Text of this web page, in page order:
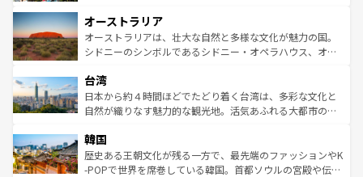
部のニューオーリンズでは、音楽と美食が融合した独特の
文化が魅力。旅行者はアメリカの各地域で異なる魅力を楽
しみながら、その多様性と豊かな歴史を感じることができ
ならではの贅沢な旅のスタイルだ。 なお、新着のアメリカ
情報はコンテンツ一覧を参照してほしい。
ワイ島は見逃せない。また、定番の観光地といえばオアフ
島だが、静かな自然を求めるならマウイ島やカウアイ島が
おすすめ。エメラルドグリーンに輝く海をはじめ、豊かな
れるおもてなしの心で訪れる人々を迎えてくれるハワイの
人々、おいしいローカルフードやハワイアンミュージッ
ク、伝統的なフラダンスなど、すべてがハワイの魅力を彩
ワイを、存分に味わってほしい。 なお、新着のハワイ情報
はコンテンツ一覧を参照してほしい。
オーストラリア
オーストラリアは、壮大な自然と多様な文化が魅力の国。
シドニーのシンボルであるシドニー・オペラハウス、オー
リアリーフや大陸中央部にそびえるウルル（エアーズロッ
ク）、タスマニアの美しい原生林やケアンズの熱帯雨林な
ど、見どころがたくさん。また、カフェやワイン、オージ
いる。アクティビティも充実しており、サーフィンやダイ
ビング、ハイキングなど、アウトドア好きにはたまらな
い。オーストラリアの多彩な魅力を存分に味わいつくそ
台湾
日本から約４時間ほどでたどり着く台湾は、多彩な文化と
自然が織りなす魅力的な観光地。活気あふれる大都市の台
ン）、静ひつな山岳地帯である台湾東部など、都市の喧騒
と山間の静けさが共存しており、訪れる人に新しい発見と
驚きをもたらしてくれる。また、奥深い台湾の食文化も魅
韓国
歴史ある王朝文化が残る一方で、最先端のファッションやK
-POPで世界を席巻している韓国。首都ソウルの宮殿や伝統